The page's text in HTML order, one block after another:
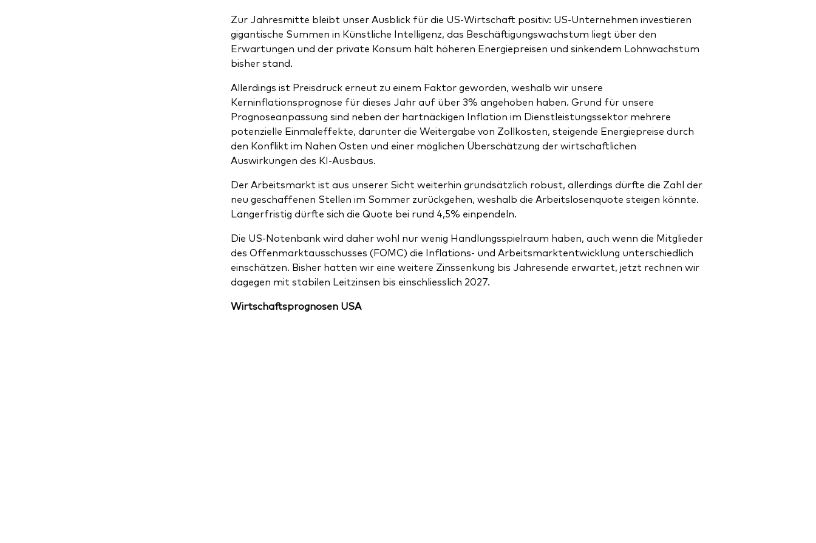
Zur Jahresmitte bleibt unser Ausblick für die US-Wirtschaft positiv: US-Unternehmen investieren
gigantische Summen in Künstliche Intelligenz, das Beschäftigungswachstum liegt über den
Erwartungen und der private Konsum hält höheren Energiepreisen und sinkendem Lohnwachstum
bisher stand.
Allerdings ist Preisdruck erneut zu einem Faktor geworden, weshalb wir unsere
Kerninflationsprognose für dieses Jahr auf über 3% angehoben haben. Grund für unsere
Prognoseanpassung sind neben der hartnäckigen Inflation im Dienstleistungssektor mehrere
potenzielle Einmaleffekte, darunter die Weitergabe von Zollkosten, steigende Energiepreise durch
den Konflikt im Nahen Osten und einer möglichen Überschätzung der wirtschaftlichen
Auswirkungen des KI-Ausbaus.
Der Arbeitsmarkt ist aus unserer Sicht weiterhin grundsätzlich robust, allerdings dürfte die Zahl der
neu geschaffenen Stellen im Sommer zurückgehen, weshalb die Arbeitslosenquote steigen könnte.
Längerfristig dürfte sich die Quote bei rund 4,5% einpendeln.
Die US-Notenbank wird daher wohl nur wenig Handlungsspielraum haben, auch wenn die Mitglieder
des Offenmarktausschusses (FOMC) die Inflations- und Arbeitsmarktentwicklung unterschiedlich
einschätzen. Bisher hatten wir eine weitere Zinssenkung bis Jahresende erwartet, jetzt rechnen wir
dagegen mit stabilen Leitzinsen bis einschliesslich 2027.
Wirtschaftsprognosen USA